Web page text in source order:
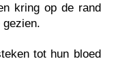
kring op de rand
gezien.
tot hun bloed